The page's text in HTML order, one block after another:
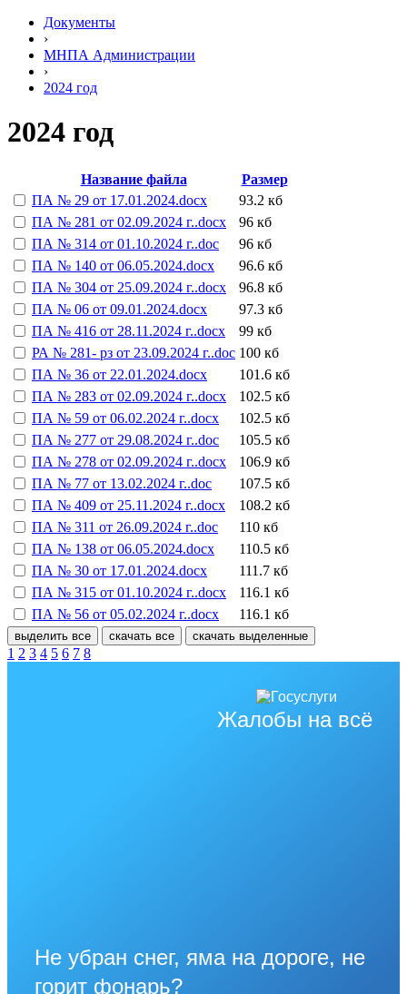
Документы
›
МНПА Администрации
›
2024 год
2024 год
Название файла
Размер
ПА № 29 от 17.01.2024.docx
93.2 кб
ПА № 281 от 02.09.2024 г..docx
96 кб
ПА № 314 от 01.10.2024 г..doc
96 кб
ПА № 140 от 06.05.2024.docx
96.6 кб
ПА № 304 от 25.09.2024 г..docx
96.8 кб
ПА № 06 от 09.01.2024.docx
97.3 кб
ПА № 416 от 28.11.2024 г..docx
99 кб
РА № 281- рз от 23.09.2024 г..doc 100 кб
ПА № 36 от 22.01.2024.docx
101.6 кб
ПА № 283 от 02.09.2024 г..docx
102.5 кб
ПА № 59 от 06.02.2024 г..docx
102.5 кб
ПА № 277 от 29.08.2024 г..doc
105.5 кб
ПА № 278 от 02.09.2024 г..docx
106.9 кб
ПА № 77 от 13.02.2024 г..doc
107.5 кб
ПА № 409 от 25.11.2024 г..docx
108.2 кб
ПА № 311 от 26.09.2024 г..doc
110 кб
ПА № 138 от 06.05.2024.docx
110.5 кб
ПА № 30 от 17.01.2024.docx
111.7 кб
ПА № 315 от 01.10.2024 г..docx
116.1 кб
ПА № 56 от 05.02.2024 г..docx
116.1 кб
выделить все скачать все скачать выделенные
1 2 3 4 5 6 7 8
Жалобы на всё
Не убран снег, яма на дороге, не
горит фонарь?